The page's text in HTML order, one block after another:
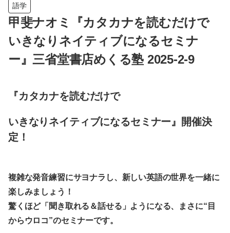
語学
甲斐ナオミ『カタカナを読むだけで
いきなりネイティブになるセミナ
ー』三省堂書店めくる塾 2025-2-9
『カタカナを読むだけで
いきなりネイティブになるセミナー』開催決
定！
複雑な発音練習にサヨナラし、新しい英語の世界を一緒に
楽しみましょう！
驚くほど「聞き取れる＆話せる」ようになる、まさに“目
からウロコ”のセミナーです。